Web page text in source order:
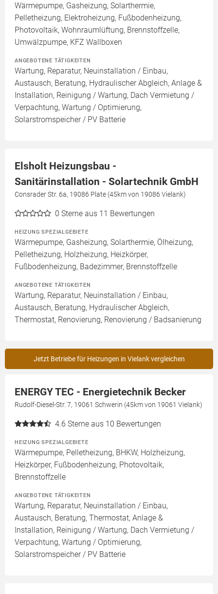
Wärmepumpe, Gasheizung, Solarthermie,
Pelletheizung, Elektroheizung, Fußbodenheizung,
Photovoltaik, Wohnraumlüftung, Brennstoffzelle,
Umwälzpumpe, KFZ Wallboxen
ANGEBOTENE TÄTIGKEITEN
Wartung, Reparatur, Neuinstallation / Einbau,
Austausch, Beratung, Hydraulischer Abgleich, Anlage &
Installation, Reinigung / Wartung, Dach Vermietung /
Verpachtung, Wartung / Optimierung,
Solarstromspeicher / PV Batterie
Elsholt Heizungsbau -
Sanitärinstallation - Solartechnik GmbH
Consrader Str. 6a, 19086 Plate (45km von 19086 Vielank)
0 Sterne aus 11 Bewertungen
HEIZUNG SPEZIALGEBIETE
Wärmepumpe, Gasheizung, Solarthermie, Ölheizung,
Pelletheizung, Holzheizung, Heizkörper,
Fußbodenheizung, Badezimmer, Brennstoffzelle
ANGEBOTENE TÄTIGKEITEN
Wartung, Reparatur, Neuinstallation / Einbau,
Austausch, Beratung, Hydraulischer Abgleich,
Thermostat, Renovierung, Renovierung / Badsanierung
Jetzt Betriebe für Heizungen in Vielank vergleichen
ENERGY TEC - Energietechnik Becker
Rudolf-Diesel-Str. 7, 19061 Schwerin (45km von 19061 Vielank)
4.6 Sterne aus 10 Bewertungen
HEIZUNG SPEZIALGEBIETE
Wärmepumpe, Pelletheizung, BHKW, Holzheizung,
Heizkörper, Fußbodenheizung, Photovoltaik,
Brennstoffzelle
ANGEBOTENE TÄTIGKEITEN
Wartung, Reparatur, Neuinstallation / Einbau,
Austausch, Beratung, Thermostat, Anlage &
Installation, Reinigung / Wartung, Dach Vermietung /
Verpachtung, Wartung / Optimierung,
Solarstromspeicher / PV Batterie